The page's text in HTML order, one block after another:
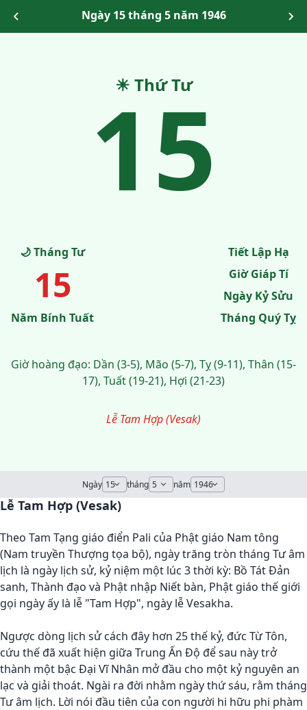
Ngày 15 tháng 5 năm 1946
☀ Thứ Tư
15
🌙 Tháng Tư
15
Năm Bính Tuất
Tiết Lập Hạ
Giờ Giáp Tí
Ngày Kỷ Sửu
Tháng Quý Tỵ
Giờ hoàng đạo: Dần (3-5), Mão (5-7), Tỵ (9-11), Thân (15-
17), Tuất (19-21), Hợi (21-23)
Lễ Tam Hợp (Vesak)
Ngày tháng năm
Lễ Tam Hợp (Vesak)
Theo Tam Tạng giáo điển Pali của Phật giáo Nam tông
(Nam truyền Thượng tọa bộ), ngày trăng tròn tháng Tư âm
lịch là ngày lịch sử, kỷ niệm một lúc 3 thời kỳ: Bồ Tát Ðản
sanh, Thành đạo và Phật nhập Niết bàn, Phật giáo thế giới
gọi ngày ấy là lễ "Tam Hợp", ngày lễ Vesakha.
Ngược dòng lịch sử cách đây hơn 25 thế kỷ, đức Từ Tôn,
cứu thế đã xuất hiện giữa Trung Ấn Ðộ để sau này trở
thành một bậc Ðại Vĩ Nhân mở đầu cho một kỷ nguyên an
lạc và giải thoát. Ngài ra đời nhằm ngày thứ sáu, rằm tháng
Tư âm lịch. Lời nói đầu tiên của con người hi hữu phi phàm